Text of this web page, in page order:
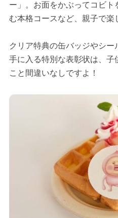
ー」。お面をかぶってコビ
む本格コースなど、親子で楽
クリア特典の缶バッジやシ
手に入る特別な表彰状は、子
こと間違いなしですよ！